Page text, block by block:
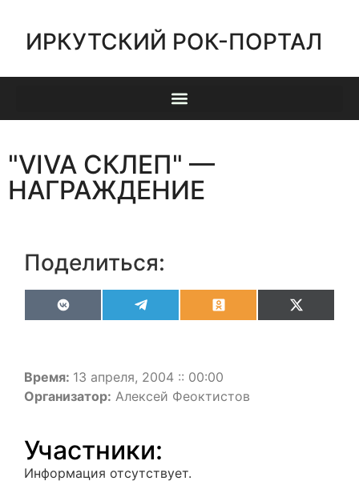
ИРКУТСКИЙ РОК-ПОРТАЛ
"VIVA СКЛЕП" —
НАГРАЖДЕНИЕ
Поделиться:
VK OdnoklassnikiX
(Twitter)
Время: 13 апреля, 2004 :: 00:00
Организатор: Алексей Феоктистов
Участники:
Информация отсутствует.